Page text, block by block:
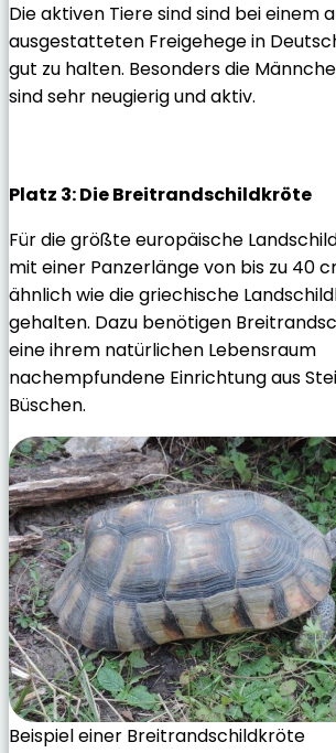
Die aktiven Tiere sind sind bei einem
ausgestatteten Freigehege in
gut zu halten. Besonders die
sind sehr neugierig und aktiv.
Platz 3: Die Breitrandschildkröte
Für die größte europäische
mit einer Panzerlänge von bis zu 40
ähnlich wie die griechische
gehalten. Dazu benötigen
eine ihrem natürlichen Lebensraum
nachempfundene Einrichtung aus
Büschen.
Beispiel einer Breitrandschildkröte